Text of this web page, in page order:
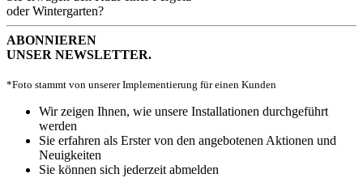
oder Wintergarten?
ABONNIEREN
UNSER NEWSLETTER.
*Foto stammt von unserer Implementierung für einen Kunden
Wir zeigen Ihnen, wie unsere Installationen durchgeführt
werden
Sie erfahren als Erster von den angebotenen Aktionen und
Neuigkeiten
Sie können sich jederzeit abmelden